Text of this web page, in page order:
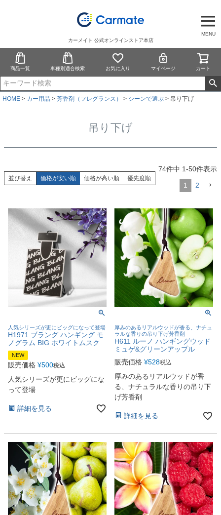
MENU
カーメイト 公式オンラインストア本店
商品一覧 車種別適合検索 お気に入り マイページ カート
HOME カー用品 芳香剤（フレグランス） シーンで選ぶ 吊り下げ
吊り下げ
並び替え 価格が安い順 価格が高い順 優先度順
74件中 1-50件表示
1 2
人気シリーズが更にビッグになって登場
H1971 ブラング ハンギング モ
ノグラム BIG ホワイトムスク
NEW
販売価格 ¥500税込
人気シリーズが更にビッグにな
って登場
詳細を見る
厚みのあるリアルウッドが香る、ナチュ
ラルな香りの吊り下げ芳香剤
H611 ルーノ ハンギングウッド
ミュゲ&グリーンアップル
販売価格 ¥528税込
厚みのあるリアルウッドが香
る、ナチュラルな香りの吊り下
げ芳香剤
詳細を見る